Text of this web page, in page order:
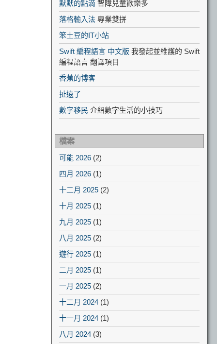
默默的點滴 智障兒童歡樂多
落格輸入法 專業雙拼
笨土豆的IT小站
Swift 編程語言 中文版 我發起並維護的 Swift
編程語言 翻譯項目
香蕉的博客
扯遠了
數字移民 介紹數字生活的小技巧
檔案
可能 2026 (2)
四月 2026 (1)
十二月 2025 (2)
十月 2025 (1)
九月 2025 (1)
八月 2025 (2)
遊行 2025 (1)
二月 2025 (1)
一月 2025 (2)
十二月 2024 (1)
十一月 2024 (1)
八月 2024 (3)